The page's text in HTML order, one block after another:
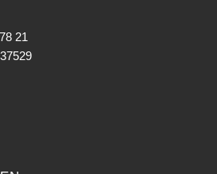
21